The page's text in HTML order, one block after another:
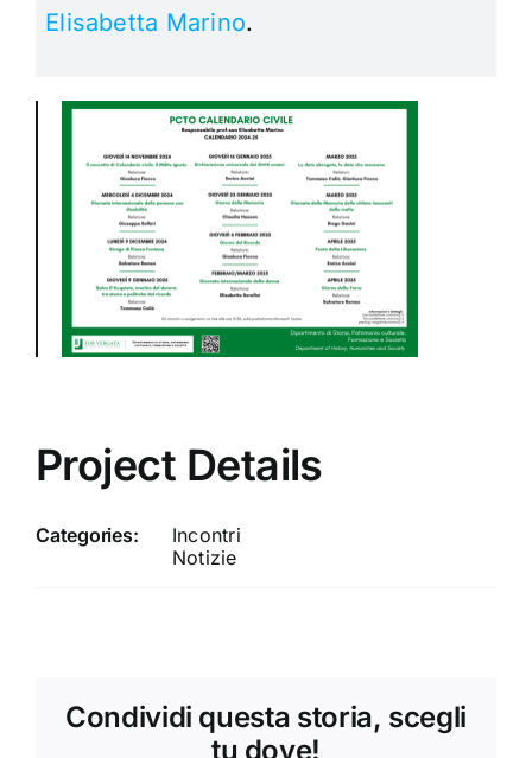
Elisabetta Marino.
Project Details
Categories:
Incontri
Notizie
Condividi questa storia, scegli
tu dove!